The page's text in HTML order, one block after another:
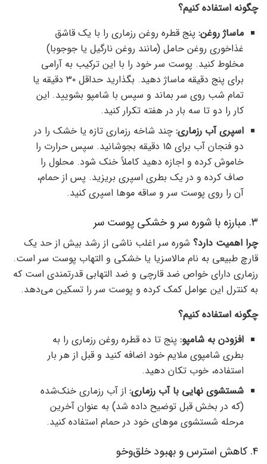
چگونه استفاده کنیم؟
ماساژ روغن: پنج قطره روغن رزماری را با یک قاشق
غذاخوری روغن حامل (مانند روغن نارگیل یا جوجوبا)
مخلوط کنید. پوست سر خود را با این ترکیب به آرامی
برای پنج دقیقه ماساژ دهید. بگذارید حداقل ۳۰ دقیقه یا
تمام شب روی سر بماند و سپس با شامپو بشویید. این
کار را دو تا سه بار در هفته تکرار کنید.
اسپری آب رزماری: چند شاخه رزماری تازه یا خشک را در
دو فنجان آب برای ۱۵ دقیقه بجوشانید. سپس حرارت را
خاموش کرده و اجازه دهید کاملاً خنک شود. محلول را
صاف کرده و در یک بطری اسپری بریزید. پس از حمام،
آن را روی پوست سر و ساقه موها اسپری کنید.
۳. مبارزه با شوره سر و خشکی پوست سر
چرا اهمیت دارد؟ شوره سر اغلب ناشی از رشد بیش از حد یک
قارچ طبیعی به نام مالاسزیا یا خشکی و التهاب پوست سر است.
رزماری دارای خواص ضد قارچی و ضد التهابی قدرتمندی است که
به کنترل این عوامل کمک کرده و پوست سر را تسکین می‌دهد.
چگونه استفاده کنیم؟
افزودن به شامپو: پنج تا ده قطره روغن رزماری را به
بطری شامپوی ملایم خود اضافه کنید و قبل از هر بار
استفاده، خوب تکان دهید.
شستشوی نهایی با آب رزماری: از آب رزماری خنک‌شده
(که در بخش قبل توضیح داده شد) به عنوان آخرین
مرحله شستشوی موهای خود در حمام استفاده کنید.
۴. کاهش استرس و بهبود خلق‌وخو